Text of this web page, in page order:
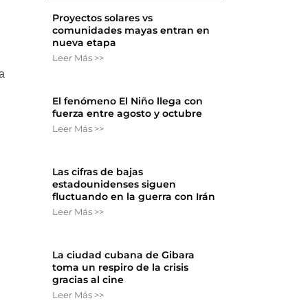
Proyectos solares vs
comunidades mayas entran en
nueva etapa
Leer Más >>
El fenómeno El Niño llega con
fuerza entre agosto y octubre
Leer Más >>
Las cifras de bajas
estadounidenses siguen
fluctuando en la guerra con Irán
Leer Más >>
La ciudad cubana de Gibara
toma un respiro de la crisis
gracias al cine
Leer Más >>